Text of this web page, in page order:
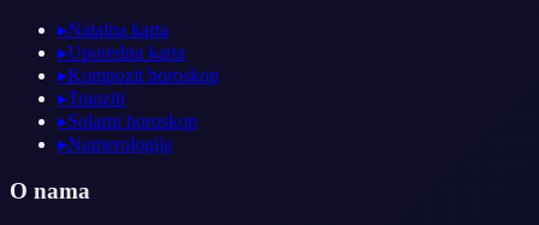
▸Natalna karta
▸Uporedna karta
▸Kompozit horoskop
▸Tranziti
▸Solarni horoskop
▸Numerologija
O nama